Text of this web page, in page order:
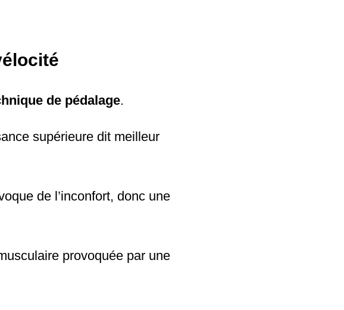
de pédalage.
supérieure dit meilleur
de l’inconfort, donc une
provoquée par une